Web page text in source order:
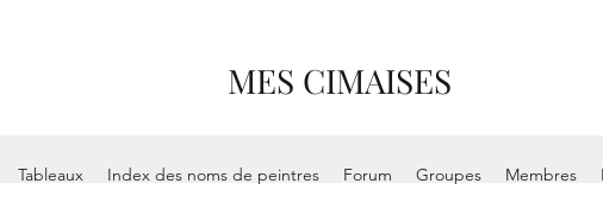
MES CIMAISES
Tableaux Index des noms de peintres Forum Groupes Membres